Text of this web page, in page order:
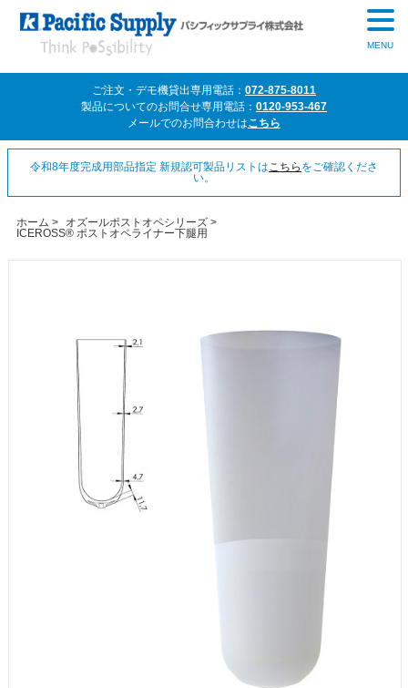
MENU
ご注文・デモ機貸出専用電話： 072-875-8011
製品についてのお問合せ専用電話： 0120-953-467
メールでのお問合わせはこちら
令和8年度完成用部品指定 新規認可製品リストはこちら をご確認くださ
い。
ホーム > オズールポストオペシリーズ >
ICEROSS® ポストオペライナー下腿用